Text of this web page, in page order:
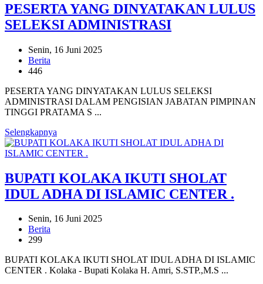
PESERTA YANG DINYATAKAN LULUS
SELEKSI ADMINISTRASI
Senin, 16 Juni 2025
Berita
446
PESERTA YANG DINYATAKAN LULUS SELEKSI
ADMINISTRASI DALAM PENGISIAN JABATAN PIMPINAN
TINGGI PRATAMA S ...
Selengkapnya
BUPATI KOLAKA IKUTI SHOLAT
IDUL ADHA DI ISLAMIC CENTER .
Senin, 16 Juni 2025
Berita
299
BUPATI KOLAKA IKUTI SHOLAT IDUL ADHA DI ISLAMIC
CENTER . Kolaka - Bupati Kolaka H. Amri, S.STP.,M.S ...